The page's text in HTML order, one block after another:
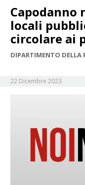
Capodanno
locali
circolare ai
DIPARTIMENTO DELLA
22 Dicembre 2023